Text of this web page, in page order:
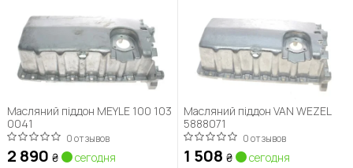
Масляний піддон MEYLE 100 103
0041
0 отзывов
2 890 ₴ сегодня
Масляний піддон VAN WEZEL
5888071
0 отзывов
1 508 ₴ сегодня